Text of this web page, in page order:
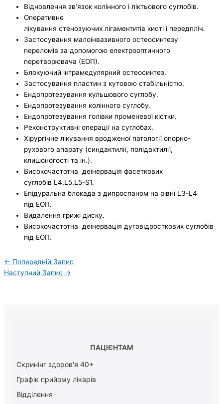
Відновлення зв’язок колінного і ліктьового суглобів.
Оперативне
лікування стенозуючих лігаментитів кисті і передпліч.
Застосування малоінвазивного остеосинтезу
переломів за допомогою електрооптичного
перетворювача (ЕОП).
Блокуючий інтрамедулярний остеосинтез.
Застосування пластин з кутовою стабільністю.
Ендопротезування кульшового суглобу.
Ендопротезування колінного суглобу.
Ендопротезування голівки променевої кістки.
Реконструктивні операції на суглобах.
Хірургічне лікування вродженої патології опорно-
рухового апарату (синдактилії, полідактилії,
клишоногості та ін.).
Високочастотна деінервація фасеткових
суглобів L4,L5,L5-S1.
Епідуральна блокада з дипроспаном на рівні L3-L4
під ЕОП.
Видалення грижі диску.
Високочастотна деінервація дуговідросткових суглобів
під ЕОП.
← Попередній Запис
Наступний Запис →
ПАЦІЄНТАМ
Скринінг здоров'я 40+
Графік прийому лікарів
Відділення